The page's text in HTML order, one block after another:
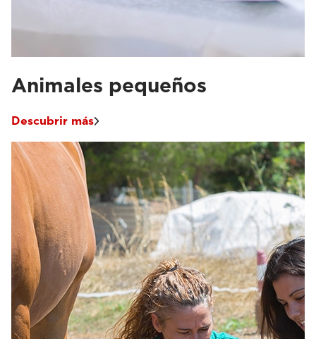
Animales pequeños
Descubrir más